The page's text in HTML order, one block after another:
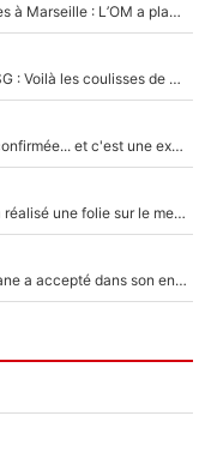
La crise financière continue de faire des ravages à Marseille : L’OM a placé 12 joueurs sur le marché des transferts… et ça pourrait lui rapporter près de 100M€ !
Maghnes Akliouche raconte sa signature au PSG : Voilà les coulisses de son transfert de rêve à 50M€
La signature du grand rival de Paul Seixas est confirmée... et c'est une excellente nouvelle pour l'équipe Decathlon-CMA CGM !
250M€ pour signer une star : Le PSG avait déjà réalisé une folie sur le mercato bien avant Neymar !
Voilà le seul homme politique que Zinedine Zidane a accepté dans son entourage : «Je garde un très bon souvenir de lui»